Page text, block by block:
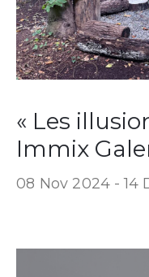
« Les
Immix
08 Nov 2024 - 14